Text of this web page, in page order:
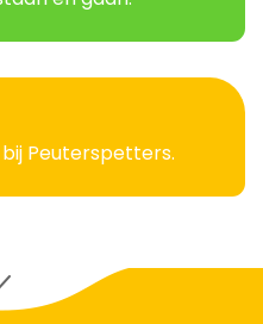
Peuterspetters.